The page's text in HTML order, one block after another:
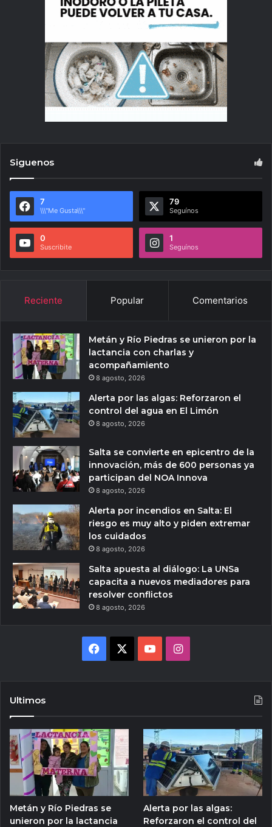
Siguenos
7
\\\"Me Gusta\\\"
79
Seguínos
0
Suscribite
1
Seguínos
Reciente Popular Comentarios
Metán y Río Piedras se unieron por la
lactancia con charlas y
acompañamiento
8 agosto, 2026
Alerta por las algas: Reforzaron el
control del agua en El Limón
8 agosto, 2026
Salta se convierte en epicentro de la
innovación, más de 600 personas ya
participan del NOA Innova
8 agosto, 2026
Alerta por incendios en Salta: El
riesgo es muy alto y piden extremar
los cuidados
8 agosto, 2026
Salta apuesta al diálogo: La UNSa
capacita a nuevos mediadores para
resolver conflictos
8 agosto, 2026
Facebook YouTubeInstagram
Ultimos
Metán y Río Piedras se
unieron por la lactancia
Alerta por las algas:
Reforzaron el control del